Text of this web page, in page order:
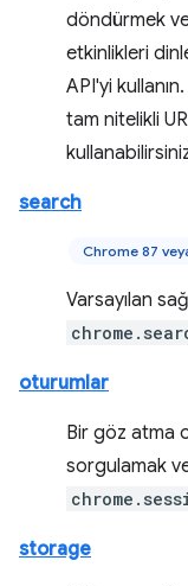
döndürmek
etkinlikleri
API'yi
tam nitelikli
search
Chrome 87
Varsayılan
oturumlar
Bir göz atma
sorgulamak
storage